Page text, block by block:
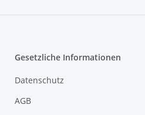
Gesetzliche Informationen
Datenschutz
AGB